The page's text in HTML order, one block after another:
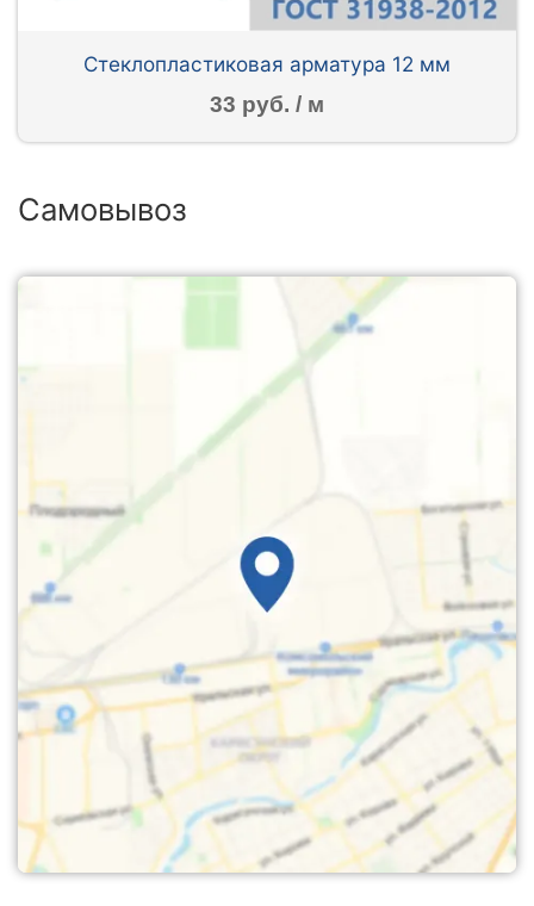
Стеклопластиковая арматура 12 мм
33 руб. / м
Самовывоз